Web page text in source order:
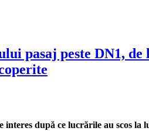
pasaj peste DN1,
după ce lucrările au scos